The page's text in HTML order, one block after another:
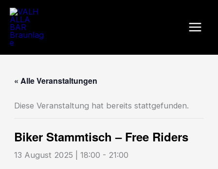
Zum
Inhalt
springen
« Alle Veranstaltungen
Diese Veranstaltung hat bereits stattgefunden.
Biker Stammtisch – Free Riders
13 August 2025 | 18:00 - 21:00